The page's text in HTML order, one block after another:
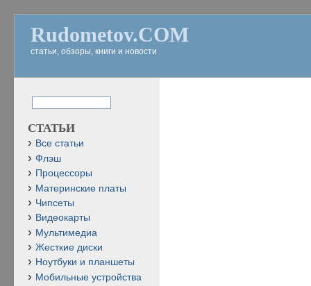
Rudometov.COM
статьи, обзоры, книги и новости
СТАТЬИ
Все статьи
Флэш
Процессоры
Материнские платы
Чипсеты
Видеокарты
Мультимедиа
Жесткие диски
Ноутбуки и планшеты
Мобильные устройства